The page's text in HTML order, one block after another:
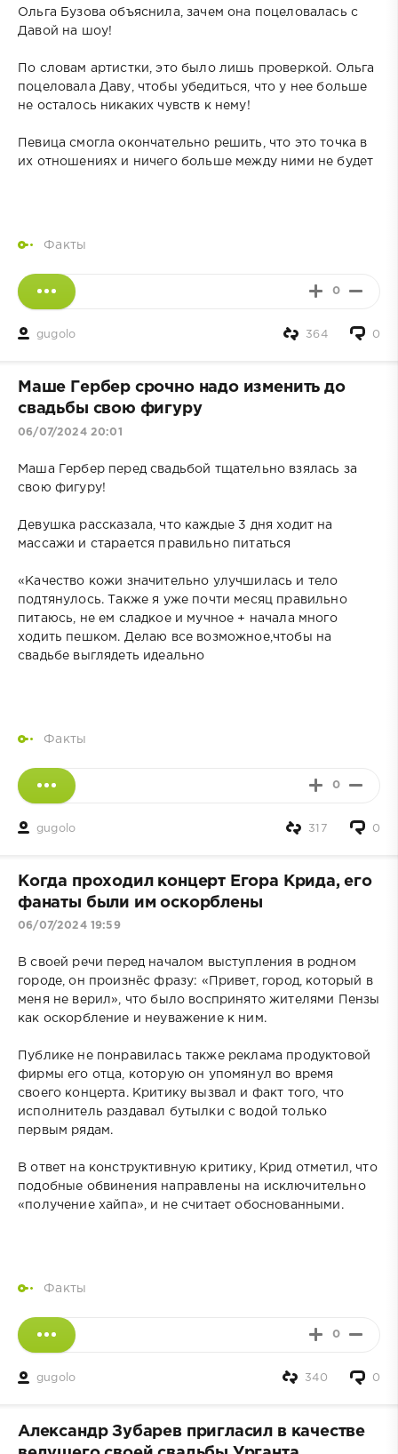
Ольга Бузова объяснила, зачем она поцеловалась с
Давой на шоу!
По словам артистки, это было лишь проверкой. Ольга
поцеловала Даву, чтобы убедиться, что у нее больше
не осталось никаких чувств к нему!
Певица смогла окончательно решить, что это точка в
их отношениях и ничего больше между ними не будет
Факты
0
gugolo 0
364
Маше Гербер срочно надо изменить до
свадьбы свою фигуру
06/07/2024 20:01
Маша Гербер перед свадьбой тщательно взялась за
свою фигуру!
Девушка рассказала, что каждые 3 дня ходит на
массажи и старается правильно питаться
«Качество кожи значительно улучшилась и тело
подтянулось. Также я уже почти месяц правильно
питаюсь, не ем сладкое и мучное + начала много
ходить пешком. Делаю все возможное,чтобы на
свадьбе выглядеть идеально
Факты
0
gugolo 0
317
Когда проходил концерт Егора Крида, его
фанаты были им оскорблены
06/07/2024 19:59
В своей речи перед началом выступления в родном
городе, он произнёс фразу: «Привет, город, который в
меня не верил», что было воспринято жителями Пензы
как оскорбление и неуважение к ним.
Публике не понравилась также реклама продуктовой
фирмы его отца, которую он упомянул во время
своего концерта. Критику вызвал и факт того, что
исполнитель раздавал бутылки с водой только
первым рядам.
В ответ на конструктивную критику, Крид отметил, что
подобные обвинения направлены на исключительно
«получение хайпа», и не считает обоснованными.
Факты
0
gugolo 0
340
Александр Зубарев пригласил в качестве